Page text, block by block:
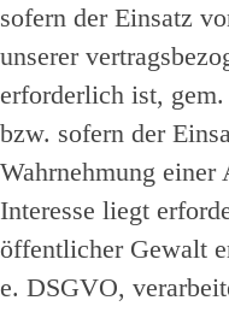
sofern der Einsatz
unserer
erforderlich ist,
bzw. sofern der
Wahrnehmung
Interesse liegt
öffentlicher Gewalt
e. DSGVO,